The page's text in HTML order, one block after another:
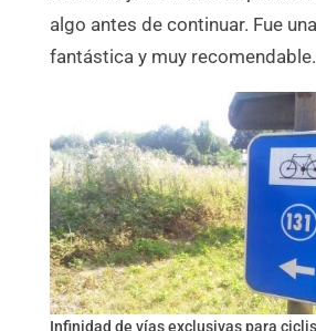
algo antes de continuar. Fue
fantástica y muy recomendable.
Infinidad de vías exclusivas para